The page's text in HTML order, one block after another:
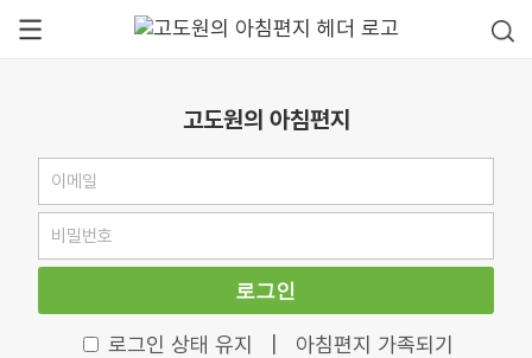
고도원의 아침편지
로그인
로그인 상태 유지 아침편지 가족되기